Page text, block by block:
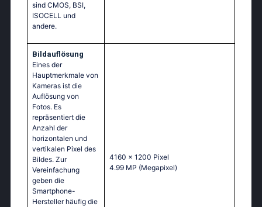
sind CMOS, BSI,
ISOCELL und
andere.
Bildauflösung
Eines der
Hauptmerkmale von
Kameras ist die
Auflösung von
Fotos. Es
repräsentiert die
Anzahl der
horizontalen und
vertikalen Pixel des
Bildes. Zur
Vereinfachung
geben die
Smartphone-
Hersteller häufig die
4160 x 1200 Pixel
4.99 MP (Megapixel)